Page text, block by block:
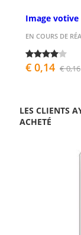
Image votive
EN COURS DE
€ 0,14 € 0,16
LES CLIENTS
ACHETÉ